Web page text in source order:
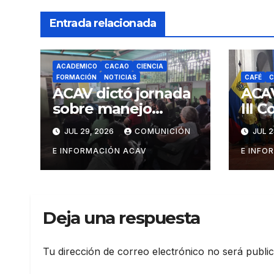
Entrada relacionada
ACADEMICO CACAO
CIENCIA
FORMACIÓN
NOTICIAS
ACAV dictó jornada
sobre manejo
fitosanitario del
cacao a
productores del
estado Barinas
JUL 29, 2026 COMUNICIÓN
E INFORMACIÓN ACAV
CAFÉ
III
JUL
E
Deja una respuesta
Tu dirección de correo electrónico no será